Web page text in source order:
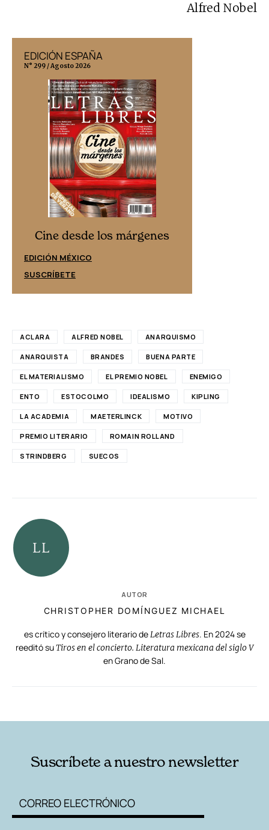
Alfred Nobel
EDICIÓN ESPAÑA
N° 299 / Agosto 2026
Cine desde los márgenes
EDICIÓN MÉXICO
SUSCRÍBETE
ACLARA ALFRED NOBEL ANARQUISMO
ANARQUISTA BRANDES BUENA PARTE
EL MATERIALISMO EL PREMIO NOBEL ENEMIGO
ENTO ESTOCOLMO IDEALISMO KIPLING
LA ACADEMIA MAETERLINCK MOTIVO
PREMIO LITERARIO ROMAIN ROLLAND
STRINDBERG SUECOS
AUTOR
CHRISTOPHER DOMÍNGUEZ MICHAEL
es crítico y consejero literario deLetras Libres. En 2024 se
reeditó suTiros en el concierto. Literatura mexicana del siglo V
en Grano de Sal.
Suscríbete a nuestro newsletter